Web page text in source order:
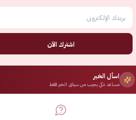
اشترك الآن
اسأل الخبر
مساعد ذكي يجيب من سياق الخبر فقط